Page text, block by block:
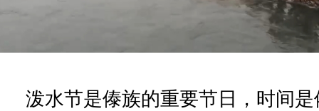
泼水节是傣族的重要节日，时间